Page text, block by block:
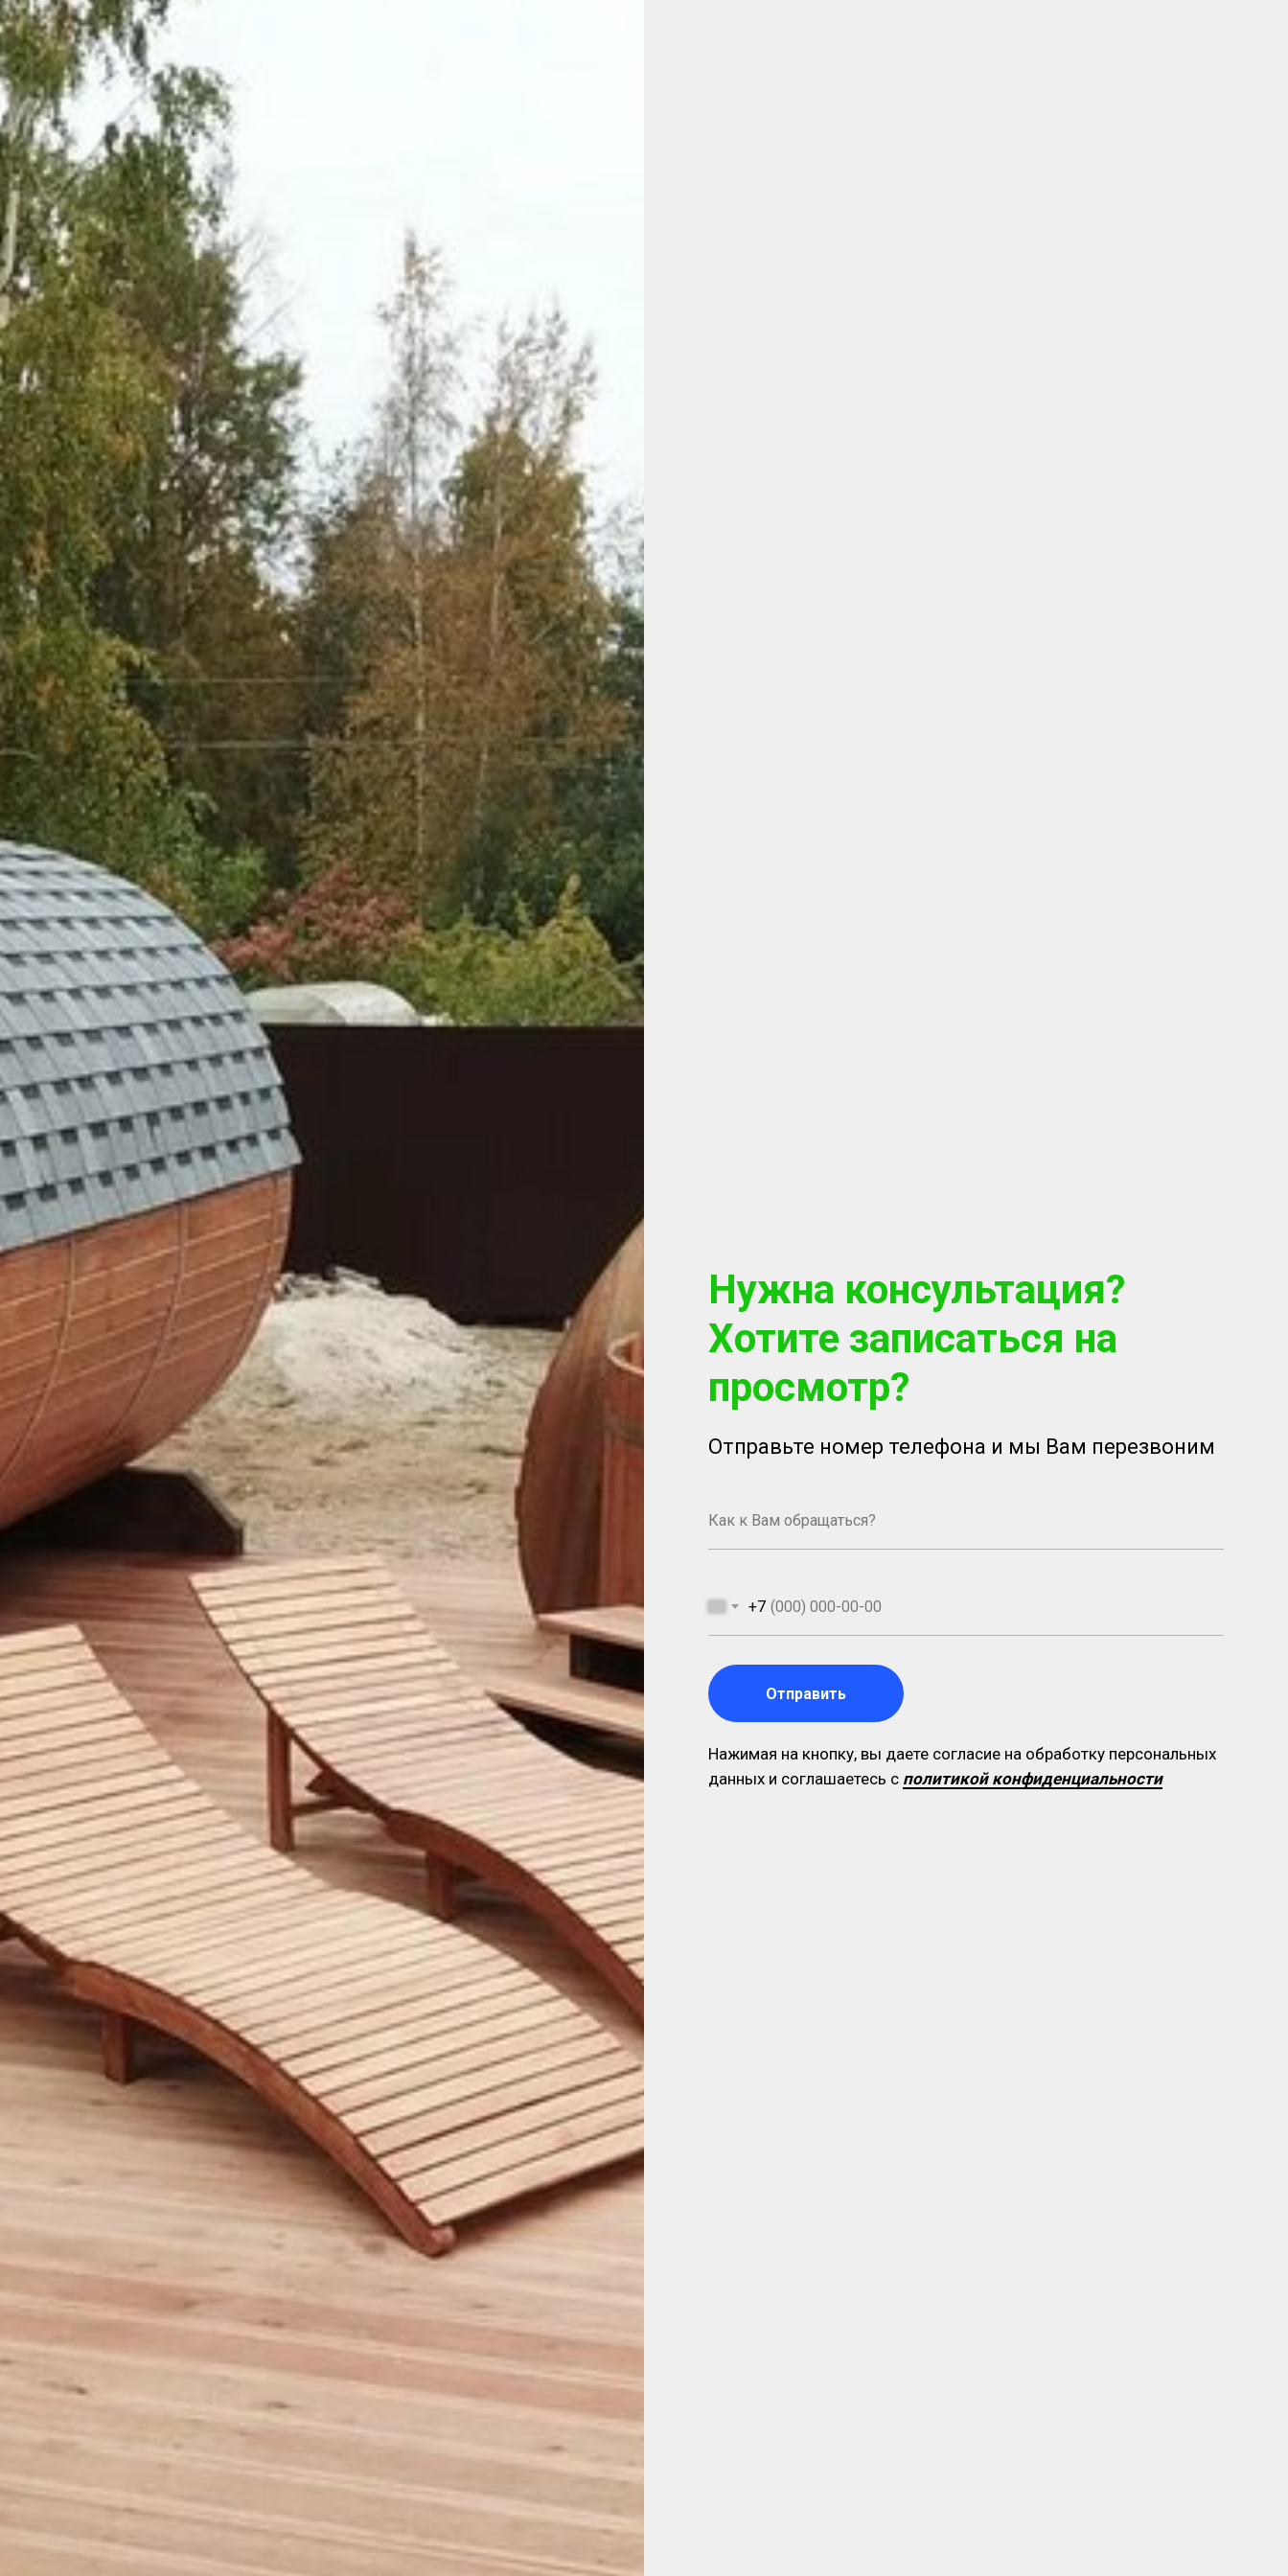
Нужна консультация?
Хотите записаться на
просмотр?
Отправьте номер телефона и мы Вам перезвоним
+7
Отправить
Нажимая на кнопку, вы даете согласие на обработку персональных
данных и соглашаетесь c политикой конфиденциальности